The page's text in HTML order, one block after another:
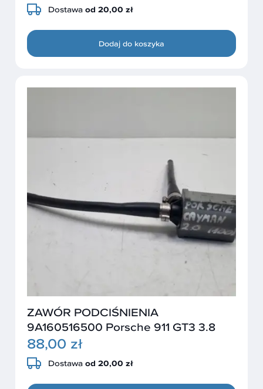
Dostawa od 20,00 zł
Dodaj do koszyka
ZAWÓR PODCIŚNIENIA
9A160516500 Porsche 911 GT3 3.8
88,00 zł
Dostawa od 20,00 zł